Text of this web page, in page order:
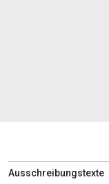
Ausschreibungstexte